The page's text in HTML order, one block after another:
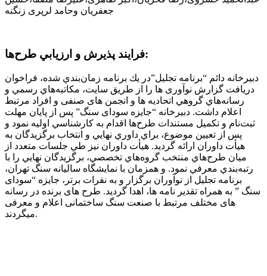
جعفریان وحامد لرپری زنگنه
فرايند پذيرش و ارزيابي طرح‌ها:
دبيرخانه دائم “برنامه تجلیل”در يك برنامه زمان‌بندي شده، فراخوان
دريافت گزارش نوآوری ها را از طريق سایت، مكاتبه‌هاي رسمي و
رسانه‌هاي گروهي اتحادیه ها و انجمن های صنفی و افراد مرتبط
اعلام داشت. دبيرخانه “جایزه سودای سنگ” پس از پايان مهلت
ثبت‌نام و تكميل مستندات طرح‌ها اقدام به كارشناسي اوليه نمود و
پس از تعيين موضوع، براي داوري نهايي و انتخاب برگزيدگان به
هيأت داوران ارائه گردید. هيأت داوران نيز طي جلسات متعدد از
ميان طرح‌هاي منتخب گروه‌هاي تخصصي، برگزيدگان نهايي را با
رتبه‌بندي معرفي نمود. و همزمان با نمایشگاه سالیانه سنگ تهران،
برنامه تجلیل از نوآوران برگزار و به نفرات برتر، جایزه “سودای
سنگ ” به همراه تقدیر نامه ها، اهدا گردید. طرح های برنده در رسانه
های مختلف مرتبط با صنعت سنگ ساختمانی اعلام و معرفی
میگردند.